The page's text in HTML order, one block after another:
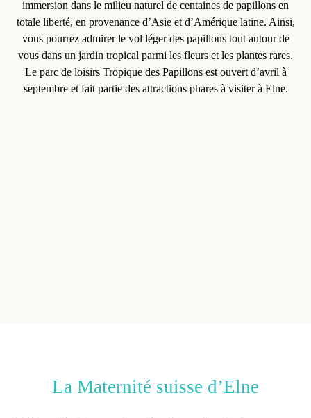
immersion dans le milieu naturel de centaines de papillons en
totale liberté, en provenance d’Asie et d’Amérique latine. Ainsi,
vous pourrez admirer le vol léger des papillons tout autour de
vous dans un jardin tropical parmi les fleurs et les plantes rares.
Le parc de loisirs Tropique des Papillonsest ouvert d’avril à
septembre et fait partie des attractions phares à visiter à Elne.
La Maternité suisse d’Elne